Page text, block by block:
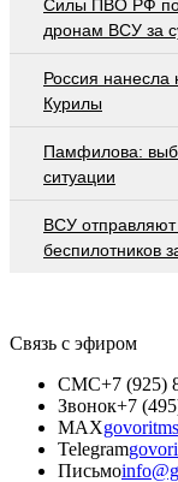
Cилы ПВО РФ
дронам ВСУ за
Россия нанесла
Курилы
Памфилова:
ситуации
ВСУ
беспилотников
Связь с эфиром
СМС+7 (925)
Звонок+7
MAX
Telegram
Письмо